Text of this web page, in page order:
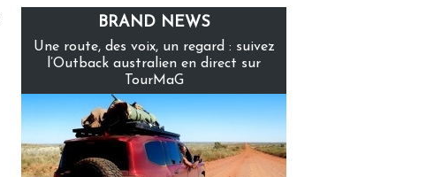
BRAND NEWS
Une route, des voix, un regard : suivez
l’Outback australien en direct sur
TourMaG